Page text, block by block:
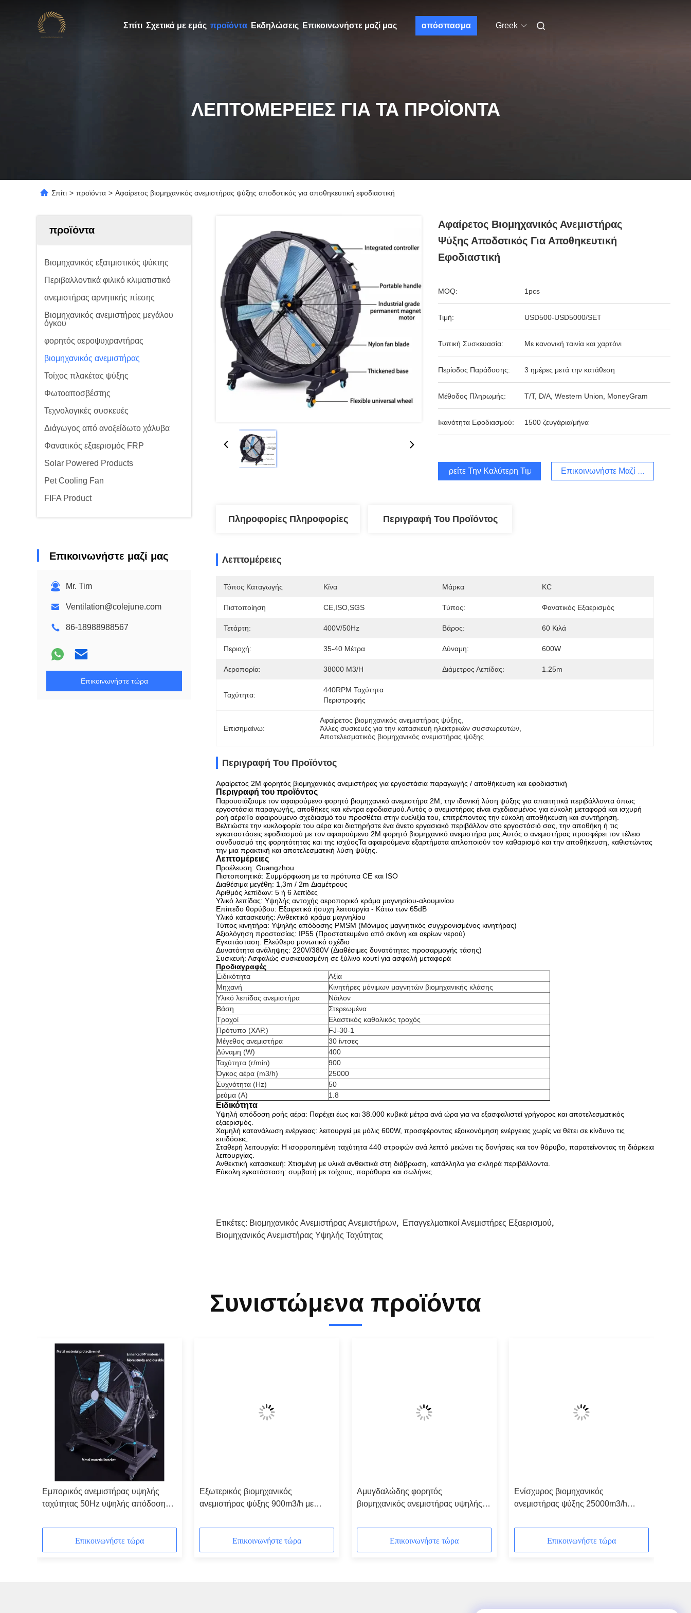
Σπίτι Σχετικά με εμάς προϊόντα Εκδηλώσεις Επικοινωνήστε μαζί μας απόσπασμα Greek
ΛΕΠΤΟΜΈΡΕΙΕΣ ΓΙΑ ΤΑ ΠΡΟΪΌΝΤΑ
Σπίτι > προϊόντα > Αφαίρετος βιομηχανικός ανεμιστήρας ψύξης αποδοτικός για αποθηκευτική εφοδιαστική
προϊόντα
Βιομηχανικός εξατμιστικός ψύκτης
Περιβαλλοντικά φιλικό κλιματιστικό
ανεμιστήρας αρνητικής πίεσης
Βιομηχανικός ανεμιστήρας μεγάλου
όγκου
φορητός αεροψυχραντήρας
βιομηχανικός ανεμιστήρας
Τοίχος πλακέτας ψύξης
Φωτοαποσβέστης
Τεχνολογικές συσκευές
Διάγωγος από ανοξείδωτο χάλυβα
Φανατικός εξαερισμός FRP
Solar Powered Products
Pet Cooling Fan
FIFA Product
Επικοινωνήστε μαζί μας
Mr. Tim
Ventilation@colejune.com
86-18988988567
Επικοινωνήστε τώρα
Αφαίρετος Βιομηχανικός Ανεμιστήρας
Ψύξης Αποδοτικός Για Αποθηκευτική
Εφοδιαστική
MOQ: 1pcs
Τιμή: USD500-USD5000/SET
Τυπική Συσκευασία: Με κανονική ταινία και χαρτόνι
Περίοδος Παράδοσης: 3 ημέρες μετά την κατάθεση
Μέθοδος Πληρωμής: Τ/Τ, D/A, Western Union, MoneyGram
Ικανότητα Εφοδιασμού: 1500 ζευγάρια/μήνα
Βρείτε Την Καλύτερη Τιμή Επικοινωνήστε Μαζί Μας
Πληροφορίες Πληροφορίες Περιγραφή Του Προϊόντος
Λεπτομέρειες
Τόπος Καταγωγής Κίνα Μάρκα KC
Πιστοποίηση CE,ISO,SGS Τύπος: Φανατικός Εξαερισμός
Τετάρτη: 400V/50Hz Βάρος: 60 Κιλά
Περιοχή: 35-40 Μέτρα Δύναμη: 600W
Αεροπορία: 38000 M3/h Διάμετρος Λεπίδας: 1.25m
Ταχύτητα:
440RPM Ταχύτητα
Περιστροφής
Επισημαίνω:
Αφαίρετος βιομηχανικός ανεμιστήρας ψύξης
Άλλες συσκευές για την κατασκευή ηλεκτρικών συσσωρευτών
Αποτελεσματικός βιομηχανικός ανεμιστήρας ψύξης
Περιγραφή Του Προϊόντος
Αφαίρετος 2M φορητός βιομηχανικός ανεμιστήρας για εργοστάσια παραγωγής / αποθήκευση και εφοδιαστική
Περιγραφή του προϊόντος
Παρουσιάζουμε τον αφαιρούμενο φορητό βιομηχανικό ανεμιστήρα 2M, την ιδανική λύση ψύξης για απαιτητικά περιβάλλοντα όπως
εργοστάσια παραγωγής, αποθήκες και κέντρα εφοδιασμού.Αυτός ο ανεμιστήρας είναι σχεδιασμένος για εύκολη μεταφορά και ισχυρή
ροή αέραΤο αφαιρούμενο σχεδιασμό του προσθέτει στην ευελιξία του, επιτρέποντας την εύκολη αποθήκευση και συντήρηση.
Βελτιώστε την κυκλοφορία του αέρα και διατηρήστε ένα άνετο εργασιακό περιβάλλον στο εργοστάσιό σας, την αποθήκη ή τις
εγκαταστάσεις εφοδιασμού με τον αφαιρούμενο 2M φορητό βιομηχανικό ανεμιστήρα μας.Αυτός ο ανεμιστήρας προσφέρει τον τέλειο
συνδυασμό της φορητότητας και της ισχύοςΤα αφαιρούμενα εξαρτήματα απλοποιούν τον καθαρισμό και την αποθήκευση, καθιστώντας
την μια πρακτική και αποτελεσματική λύση ψύξης.
Λεπτομέρειες
Προέλευση: Guangzhou
Πιστοποιητικά: Συμμόρφωση με τα πρότυπα CE και ISO
Διαθέσιμα μεγέθη: 1,3m / 2m Διαμέτρους
Αριθμός λεπίδων: 5 ή 6 λεπίδες
Υλικό λεπίδας: Υψηλής αντοχής αεροπορικό κράμα μαγνησίου-αλουμινίου
Επίπεδο θορύβου: Εξαιρετικά ήσυχη λειτουργία - Κάτω των 65dB
Υλικό κατασκευής: Ανθεκτικό κράμα μαγνηλίου
Τύπος κινητήρα: Υψηλής απόδοσης PMSM (Μόνιμος μαγνητικός συγχρονισμένος κινητήρας)
Αξιολόγηση προστασίας: IP55 (Προστατευμένο από σκόνη και αερίων νερού)
Εγκατάσταση: Ελεύθερο μονωτικό σχέδιο
Δυνατότητα ανάληψης: 220V/380V (Διαθέσιμες δυνατότητες προσαρμογής τάσης)
Συσκευή: Ασφαλώς συσκευασμένη σε ξύλινο κουτί για ασφαλή μεταφορά
Προδιαγραφές
Ειδικότητα
Αξία
Μηχανή
Κινητήρες μόνιμων μαγνητών βιομηχανικής κλάσης
Υλικό λεπίδας ανεμιστήρα
Νάιλον
Βάση
Στερεωμένα
Τροχοί
Ελαστικός καθολικός τροχός
Πρότυπο (ΧΑΡ.)
FJ-30-1
Μέγεθος ανεμιστήρα
30 ίντσες
Δύναμη (W)
400
Ταχύτητα (r/min)
900
Όγκος αέρα (m3/h)
25000
Συχνότητα (Hz)
50
ρεύμα (Α)
1.8
Ειδικότητα
Υψηλή απόδοση ροής αέρα: Παρέχει έως και 38.000 κυβικά μέτρα ανά ώρα για να εξασφαλιστεί γρήγορος και αποτελεσματικός
εξαερισμός.
Χαμηλή κατανάλωση ενέργειας: λειτουργεί με μόλις 600W, προσφέροντας εξοικονόμηση ενέργειας χωρίς να θέτει σε κίνδυνο τις
επιδόσεις.
Σταθερή λειτουργία: Η ισορροπημένη ταχύτητα 440 στροφών ανά λεπτό μειώνει τις δονήσεις και τον θόρυβο, παρατείνοντας τη διάρκεια
λειτουργίας.
Ανθεκτική κατασκευή: Χτισμένη με υλικά ανθεκτικά στη διάβρωση, κατάλληλα για σκληρά περιβάλλοντα.
Εύκολη εγκατάσταση: συμβατή με τοίχους, παράθυρα και σωλήνες.
Ετικέτες: Βιομηχανικός Ανεμιστήρας Ανεμιστήρων, Επαγγελματικοί Ανεμιστήρες Εξαερισμού,
Βιομηχανικός Ανεμιστήρας Υψηλής Ταχύτητας
Συνιστώμενα προϊόντα
Εμπορικός ανεμιστήρας υψηλής
ταχύτητας 50Hz υψηλής απόδοσης
Επικοινωνήστε τώρα
Εξωτερικός βιομηχανικός
ανεμιστήρας ψύξης 900m3/h με
ενέργειας
Επικοινωνήστε τώρα
Αμυγδαλώδης φορητός
βιομηχανικός ανεμιστήρας υψηλής
ανεμιστήρας
Επικοινωνήστε τώρα
Ενίσχυρος βιομηχανικός
ανεμιστήρας ψύξης 25000m3/h
PMSM
Επικοινωνήστε τώρα